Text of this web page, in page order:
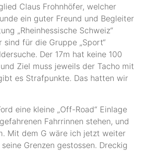
Claus Frohnhöfer, welcher
ein guter Freund und Begleiter
„Rheinhessische Schweiz“
für die Gruppe „Sport“
Der 17m hat keine 100
Ziel muss jeweils der Tacho mit
es Strafpunkte. Das hatten wir
eine kleine „Off-Road“ Einlage
Fahrrinnen stehen, und
Mit dem G wäre ich jetzt weiter
Grenzen gestossen. Dreckig